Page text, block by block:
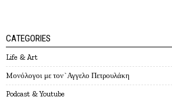
CATEGORIES
Life & Art
Mονόλογοι με τον`Αγγελο Πετρουλάκη
Podcast & Youtube